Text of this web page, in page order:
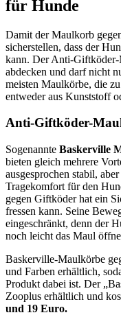
für Hunde
Damit der Maulkorb
sicherstellen, dass der
kann. Der Anti-Giftköder-
abdecken und darf nicht
meisten Maulkörbe, die
entweder aus Kunststoff
Anti-Giftköder-
Sogenannte Baskerville
bieten gleich mehrere
ausgesprochen stabil,
Tragekomfort für den
gegen Giftköder hat ein
fressen kann. Seine
eingeschränkt, denn der
noch leicht das Maul
Baskerville-Maulkörbe
und Farben erhältlich,
Produkt dabei ist. Der
Zooplus erhältlich und
und 19 Euro.